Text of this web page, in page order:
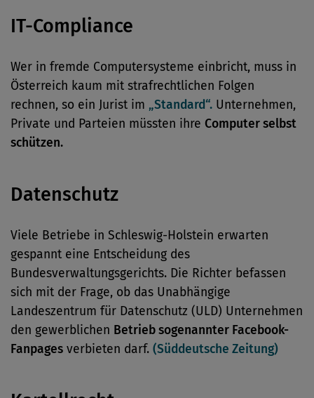
IT-Compliance
Wer in fremde Computersysteme einbricht, muss in
Österreich kaum mit strafrechtlichen Folgen
rechnen, so ein Jurist im „Standard“. Unternehmen,
Private und Parteien müssten ihre Computer selbst
schützen.
Datenschutz
Viele Betriebe in Schleswig-Holstein erwarten
gespannt eine Entscheidung des
Bundesverwaltungsgerichts. Die Richter befassen
sich mit der Frage, ob das Unabhängige
Landeszentrum für Datenschutz (ULD) Unternehmen
den gewerblichen Betrieb sogenannter Facebook-
Fanpages verbieten darf. (Süddeutsche Zeitung)